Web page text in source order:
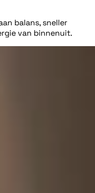
balans, sneller
van binnenuit.